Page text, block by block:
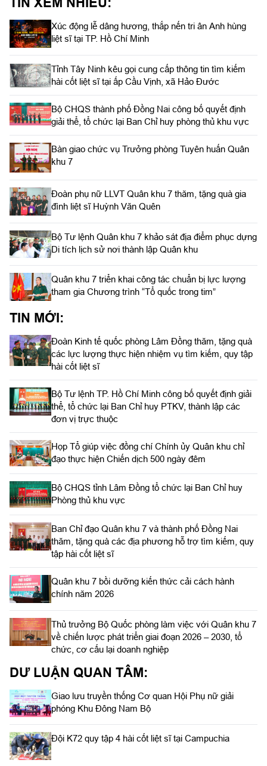
Bí thư Thành ủy, Chủ tịch Ủy ban MTTQ Việt Nam TPHCM làm
trưởng đoàn
Xúc động lễ dâng hương, thắp nến tri ân Anh hùng
liệt sĩ tại TP. Hồ Chí Minh
Tỉnh Tây Ninh kêu gọi cung cấp thông tin tìm kiếm
hài cốt liệt sĩ tại ấp Cầu Vịnh, xã Hảo Đước
Bộ CHQS thành phố Đồng Nai công bố quyết định
giải thể, tổ chức lại Ban Chỉ huy phòng thủ khu vực
Bàn giao chức vụ Trưởng phòng Tuyên huấn Quân
khu 7
Đoàn phụ nữ LLVT Quân khu 7 thăm, tặng quà gia
đình liệt sĩ Huỳnh Văn Quên
Bộ Tư lệnh Quân khu 7 khảo sát địa điểm phục dựng
Di tích lịch sử nơi thành lập Quân khu
Quân khu 7 triển khai công tác chuẩn bị lực lượng
tham gia Chương trình “Tổ quốc trong tim”
TIN MỚI:
Đoàn Kinh tế quốc phòng Lâm Đồng thăm, tặng quà
các lực lượng thực hiện nhiệm vụ tìm kiếm, quy tập
hài cốt liệt sĩ
Bộ Tư lệnh TP. Hồ Chí Minh công bố quyết định giải
thể, tổ chức lại Ban Chỉ huy PTKV, thành lập các
đơn vị trực thuộc
Họp Tổ giúp việc đồng chí Chính ủy Quân khu chỉ
đạo thực hiện Chiến dịch 500 ngày đêm
Bộ CHQS tỉnh Lâm Đồng tổ chức lại Ban Chỉ huy
Phòng thủ khu vực
Ban Chỉ đạo Quân khu 7 và thành phố Đồng Nai
thăm, tặng quà các địa phương hỗ trợ tìm kiếm, quy
tập hài cốt liệt sĩ
Quân khu 7 bồi dưỡng kiến thức cải cách hành
chính năm 2026
Thủ trưởng Bộ Quốc phòng làm việc với Quân khu 7
về chiến lược phát triển giai đoạn 2026 – 2030, tổ
chức, cơ cấu lại doanh nghiệp
DƯ LUẬN QUAN TÂM:
Giao lưu truyền thống Cơ quan Hội Phụ nữ giải
phóng Khu Đông Nam Bộ
Đội K72 quy tập 4 hài cốt liệt sĩ tại Campuchia